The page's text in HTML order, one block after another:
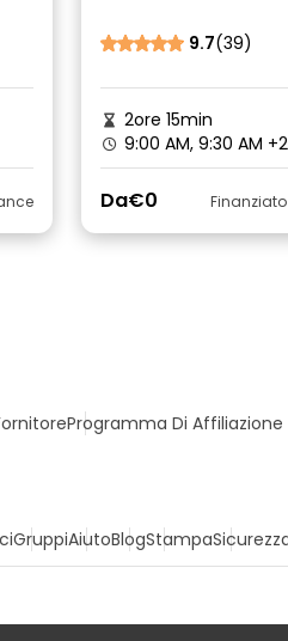
9.7(39)
2ore 15min
9:00 AM, 9:30 AM
Da€0
Programma Di Affiliazione
GruppiAiutoBlogStampa